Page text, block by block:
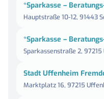
*Sparkasse –
Hauptstraße 10-12, 91443
*Sparkasse –
Sparkassenstraße 2,
Stadt Uffenheim
Marktplatz 16, 97215